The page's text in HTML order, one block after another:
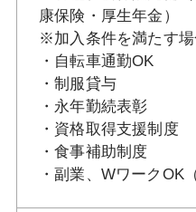
康保険・厚生年金）
※加入条件を満たす場
・自転車通勤OK
・制服貸与
・永年勤続表彰
・資格取得支援制度
・食事補助制度
・副業、WワークOK